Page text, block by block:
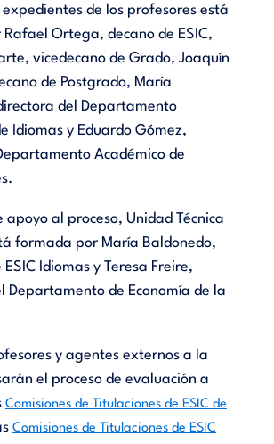
de los profesores está
Ortega, decano de ESIC,
vicedecano de Grado, Joaquín
de Postgrado, María
del Departamento
Idiomas y Eduardo Gómez,
Académico de
apoyo al proceso, Unidad Técnica
formada por María Baldonedo,
Idiomas y Teresa Freire,
Departamento de Economía de la
y agentes externos a la
el proceso de evaluación a
Comisiones de Titulaciones de ESIC de
Comisiones de Titulaciones de ESIC